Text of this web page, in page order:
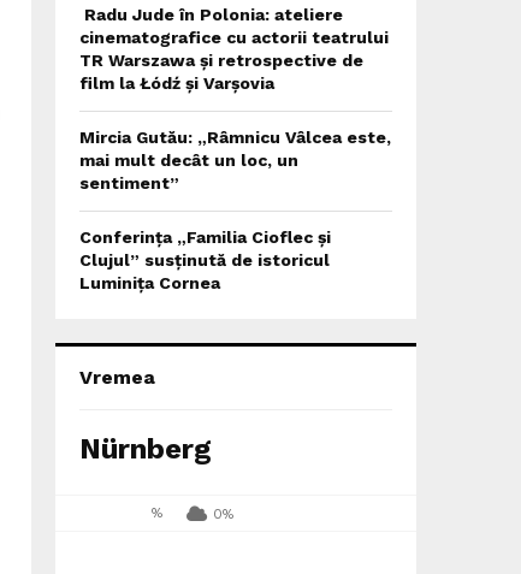
Radu Jude în Polonia: ateliere
cinematografice cu actorii teatrului
TR Warszawa și retrospective de
film la Łódź și Varșovia
Mircia Gutău: „Râmnicu Vâlcea este,
mai mult decât un loc, un
sentiment”
Conferința „Familia Cioflec și
Clujul” susținută de istoricul
Luminița Cornea
Vremea
Nürnberg
% 0%